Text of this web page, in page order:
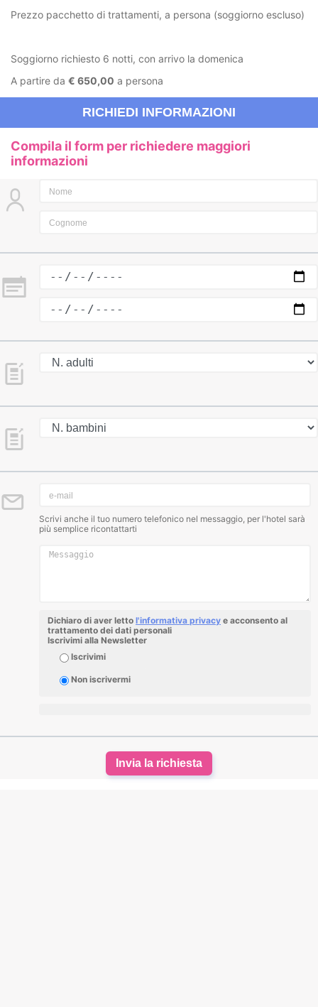
Prezzo pacchetto di trattamenti, a persona (soggiorno escluso)
Soggiorno richiesto 6 notti, con arrivo la domenica
A partire da € 650,00 a persona
RICHIEDI INFORMAZIONI
Compila il form per richiedere maggiori
informazioni
Scrivi anche il tuo numero telefonico nel messaggio, per l'hotel sarà
più semplice ricontattarti
Dichiaro di aver letto l'informativa privacy e acconsento al
trattamento dei dati personali
Iscrivimi alla Newsletter
Iscrivimi
Non iscrivermi
Invia la richiesta